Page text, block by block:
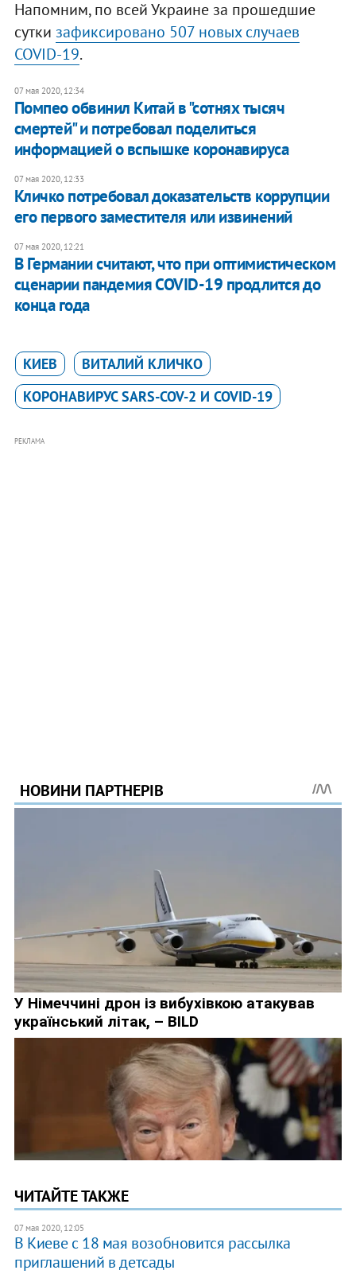
Напомним, по всей Украине за прошедшие
сутки зафиксировано 507 новых случаев
COVID-19.
07 мая 2020, 12:34
​Помпео обвинил Китай в "сотнях тысяч
смертей" и потребовал поделиться
информацией о вспышке коронавируса
07 мая 2020, 12:33
Кличко потребовал доказательств коррупции
его первого заместителя или извинений
07 мая 2020, 12:21
В Германии считают, что при оптимистическом
сценарии пандемия COVID-19 продлится до
конца года
КИЕВ
ВИТАЛИЙ КЛИЧКО
КОРОНАВИРУС SARS-COV-2 И COVID-19
РЕКЛАМА
ЧИТАЙТЕ ТАКЖЕ
07 мая 2020, 12:05
В Киеве с 18 мая возобновится рассылка
приглашений в детсады